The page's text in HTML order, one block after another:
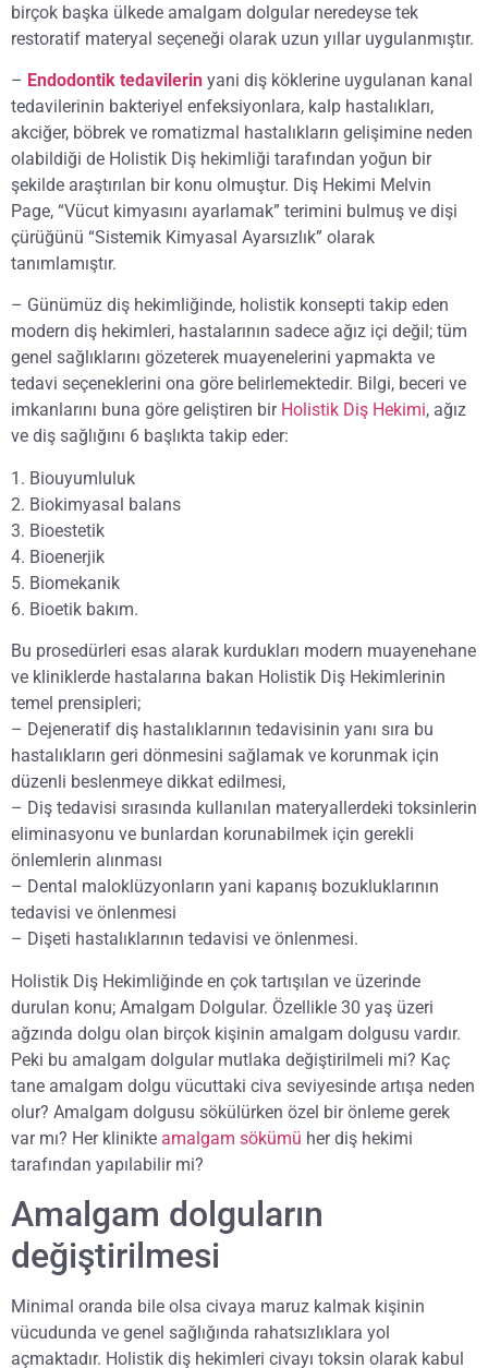
birçok başka ülkede amalgam dolgular neredeyse tek
restoratif materyal seçeneği olarak uzun yıllar uygulanmıştır.
– Endodontik tedavilerin yani diş köklerine uygulanan kanal
tedavilerinin bakteriyel enfeksiyonlara, kalp hastalıkları,
akciğer, böbrek ve romatizmal hastalıkların gelişimine neden
olabildiği de Holistik Diş hekimliği tarafından yoğun bir
şekilde araştırılan bir konu olmuştur. Diş Hekimi Melvin
Page, “Vücut kimyasını ayarlamak” terimini bulmuş ve dişi
çürüğünü “Sistemik Kimyasal Ayarsızlık” olarak
tanımlamıştır.
– Günümüz diş hekimliğinde, holistik konsepti takip eden
modern diş hekimleri, hastalarının sadece ağız içi değil; tüm
genel sağlıklarını gözeterek muayenelerini yapmakta ve
tedavi seçeneklerini ona göre belirlemektedir. Bilgi, beceri ve
imkanlarını buna göre geliştiren birHolistik Diş Hekimi, ağız
ve diş sağlığını 6 başlıkta takip eder:
1. Biouyumluluk
2. Biokimyasal balans
3. Bioestetik
4. Bioenerjik
5. Biomekanik
6. Bioetik bakım.
Bu prosedürleri esas alarak kurdukları modern muayenehane
ve kliniklerde hastalarına bakan Holistik Diş Hekimlerinin
temel prensipleri;
– Dejeneratif diş hastalıklarının tedavisinin yanı sıra bu
hastalıkların geri dönmesini sağlamak ve korunmak için
düzenli beslenmeye dikkat edilmesi,
– Diş tedavisi sırasında kullanılan materyallerdeki toksinlerin
eliminasyonu ve bunlardan korunabilmek için gerekli
önlemlerin alınması
– Dental maloklüzyonların yani kapanış bozukluklarının
tedavisi ve önlenmesi
– Dişeti hastalıklarının tedavisi ve önlenmesi.
Holistik Diş Hekimliğinde en çok tartışılan ve üzerinde
durulan konu; Amalgam Dolgular. Özellikle 30 yaş üzeri
ağzında dolgu olan birçok kişinin amalgam dolgusu vardır.
Peki bu amalgam dolgular mutlaka değiştirilmeli mi? Kaç
tane amalgam dolgu vücuttaki civa seviyesinde artışa neden
olur? Amalgam dolgusu sökülürken özel bir önleme gerek
var mı? Her klinikte amalgam sökümü her diş hekimi
tarafından yapılabilir mi?
Amalgam dolguların
değiştirilmesi
Minimal oranda bile olsa civaya maruz kalmak kişinin
vücudunda ve genel sağlığında rahatsızlıklara yol
açmaktadır. Holistik diş hekimleri civayı toksin olarak kabul